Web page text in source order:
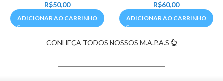
R$50,00
ADICIONAR AO CARRINHO
R$60,00
ADICIONAR AO CARRINHO
CONHEÇA TODOS NOSSOS M.A.P.A.S